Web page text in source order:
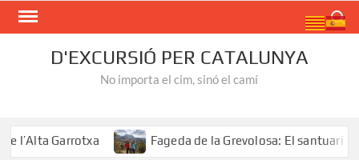
Skip
D'EXCURSIÓ PER CATALUNYA
No importa el cim, sinó el camí
Garrotxa Fageda de la Grevolosa: El santuari dels